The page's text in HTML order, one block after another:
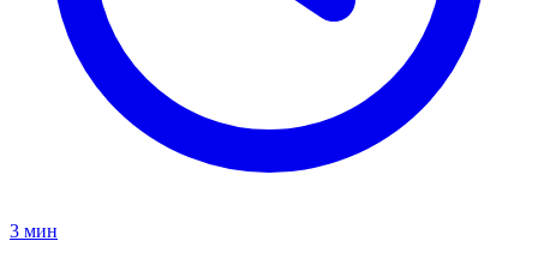
3 мин